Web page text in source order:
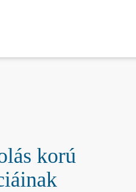
korú